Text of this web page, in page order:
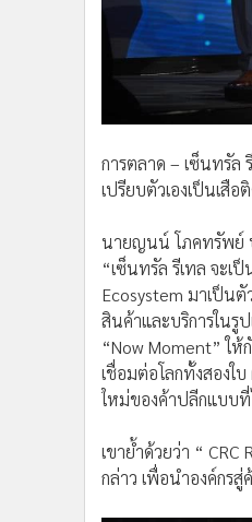
Gotomanager
การตลาด – เซ็นทรัล
เปรียบตัวเองเป็นเ
นายญนน์ โภคทรัพย์
“เซ็นทรัล รีเทล จะเ
Ecosystem มาเป็นตั
สินค้าและบริการในรู
“Now Moment” ใ
เชื่อมต่อโลกทั้งสองใ
ใหม่ของค้าปลีกแบบ
เขาย้ำด้วยว่า “
กล่าว เพื่อนำองค์กร